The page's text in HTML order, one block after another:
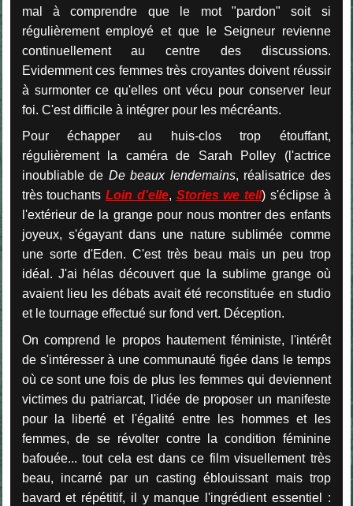
mal à comprendre que le mot "pardon" soit si
régulièrement employé et que le Seigneur revienne
continuellement au centre des discussions.
Evidemment ces femmes très croyantes doivent réussir
à surmonter ce qu'elles ont vécu pour conserver leur
foi. C'est difficile à intégrer pour les mécréants.
Pour échapper au huis-clos trop étouffant,
régulièrement la caméra de Sarah Polley (l'actrice
inoubliable de De beaux lendemains, réalisatrice des
très touchantsLoin d'elle, Stories we tell) s'éclipse à
l'extérieur de la grange pour nous montrer des enfants
joyeux, s'égayant dans une nature sublimée comme
une sorte d'Eden. C'est très beau mais un peu trop
idéal. J'ai hélas découvert que la sublime grange où
avaient lieu les débats avait été reconstituée en studio
et le tournage effectué sur fond vert. Déception.
On comprend le propos hautement féministe, l'intérêt
de s'intéresser à une communauté figée dans le temps
où ce sont une fois de plus les femmes qui deviennent
victimes du patriarcat, l'idée de proposer un manifeste
pour la liberté et l'égalité entre les hommes et les
femmes, de se révolter contre la condition féminine
bafouée... tout cela est dans ce film visuellement très
beau, incarné par un casting éblouissant mais trop
bavard et répétitif, il y manque l'ingrédient essentiel :